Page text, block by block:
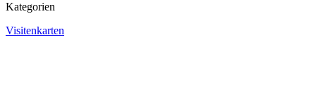
Kategorien
Visitenkarten